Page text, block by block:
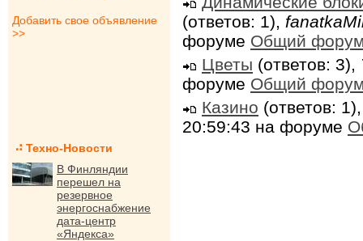
Добавить свое объявление
>>
Техно-Новости
В Финляндии
перешел на
резервное
энергоснабжение
дата-центр
«Яндекса»
(ответов: 1),
форуме Общий
Цветы (ответов: 3),
форуме Общий
Казино (ответов:
20:59:43 на форуме